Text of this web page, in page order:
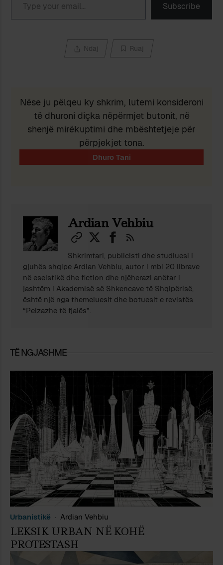
Subscribe
Ndaj Ruaj
Nëse ju pëlqeu ky shkrim, lutemi konsideroni
të dhuroni diçka nëpërmjet butonit, në
shenjë mirëkuptimi dhe mbështetjeje për
përpjekjet tona.
Ardian Vehbiu
Shkrimtari, publicisti dhe studiuesi i
gjuhës shqipe Ardian Vehbiu, autor i mbi 20 librave
në eseistikë dhe fiction dhe njëherazi anëtar i
jashtëm i Akademisë së Shkencave të Shqipërisë,
është një nga themeluesit dhe botuesit e revistës
“Peizazhe të fjalës”.
TË NGJASHME
Urbanistikë Ardian Vehbiu
LEKSIK URBAN NË KOHË
PROTESTASH